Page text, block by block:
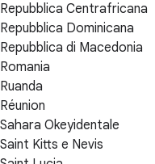
Repubblica Centrafricana
Repubblica Dominicana
Repubblica di Macedonia
Romania
Ruanda
Réunion
Sahara Okeyidentale
Saint Kitts e Nevis